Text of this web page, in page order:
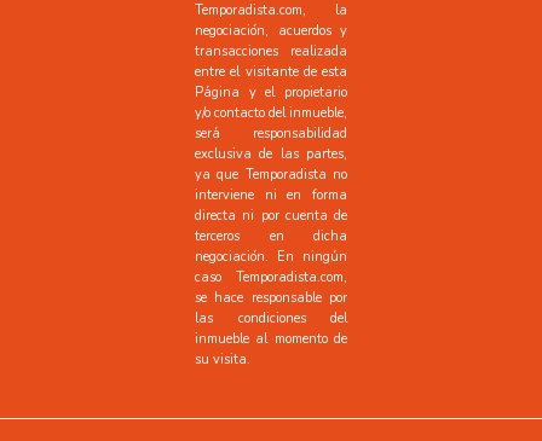
Temporadista.com, la
negociación, acuerdos y
transacciones realizada
entre el visitante de esta
Página y el propietario
y/o contacto del inmueble,
será responsabilidad
exclusiva de las partes,
ya que Temporadista no
interviene ni en forma
directa ni por cuenta de
terceros en dicha
negociación. En ningún
caso Temporadista.com,
se hace responsable por
las condiciones del
inmueble al momento de
su visita.